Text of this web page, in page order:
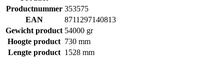
Productnummer 353575
EAN
8711297140813
Gewicht product 54000 gr
Hoogte product 730 mm
Lengte product 1528 mm